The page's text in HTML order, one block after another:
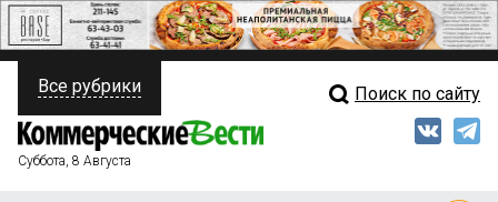
ПОЛИТИКА
ФИНАНСЫ
Свежий выпуск
Все рубрики Поиск по сайту
Суббота, 8 Августа